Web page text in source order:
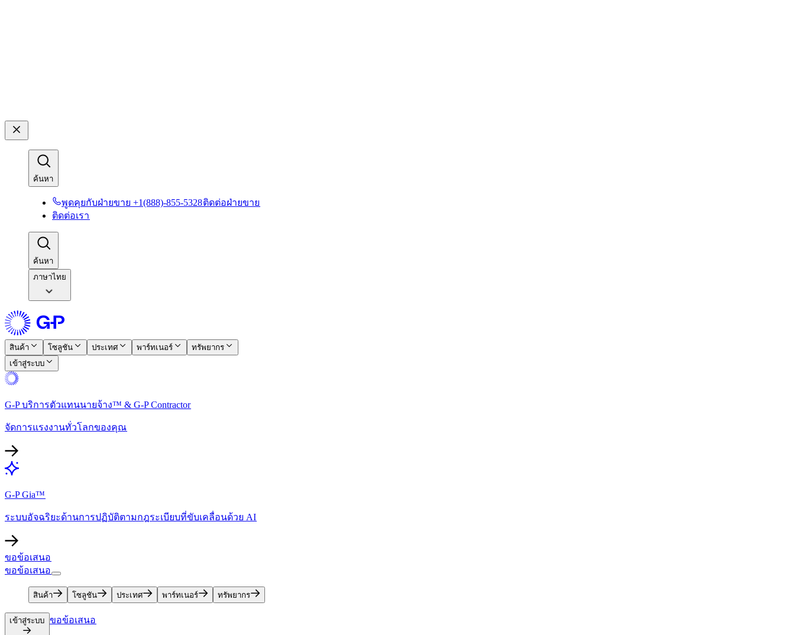
ค้นหา​​
พูดคุยกับฝ่ายขาย +1(888)-855-5328​​ติดต่อฝ่ายขาย​​
ติดต่อเรา​​
ค้นหา​​
ภาษาไทย
สินค้า​​ โซลูชัน​​ ประเทศ​​ พาร์ทเนอร์​​
ทรัพยากร​​
เข้าสู่ระบบ​​
G-P บริการตัวแทนนายจ้าง™ & G-P Contractor​​
จัดการแรงงานทั่วโลกของคุณ​​
G-P Gia™​​
ระบบอัจฉริยะด้านการปฏิบัติตามกฎระเบียบที่ขับเคลื่อนด้วย AI​​
ขอข้อเสนอ​​
ขอข้อเสนอ​​
สินค้า​​ โซลูชัน​​ ประเทศ​​ พาร์ทเนอร์​​ ทรัพยากร​​
เข้าสู่ระบบ​​ ขอข้อเสนอ​​